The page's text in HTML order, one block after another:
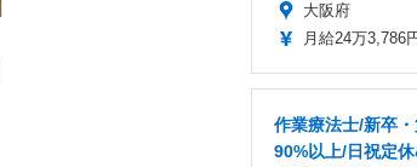
大阪府
月給24万3,786
作業療法士/新卒
90%以上/日祝定